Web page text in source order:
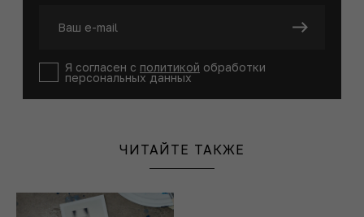
Я согласен с политикой обработки
персональных данных
ЧИТАЙТЕ ТАКЖЕ